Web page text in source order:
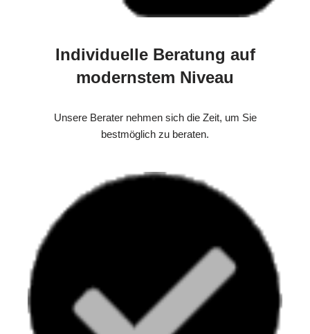
Individuelle Beratung auf
modernstem Niveau
Unsere Berater nehmen sich die Zeit, um Sie
bestmöglich zu beraten.